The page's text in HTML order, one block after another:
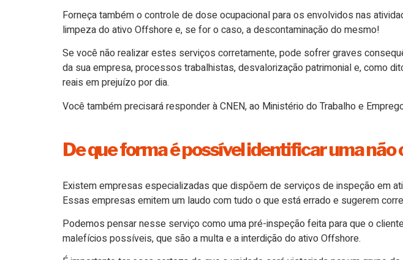
Forneça também o controle de dose ocupacional para os envolvidos nas
limpeza do ativo Offshore e, se for o caso, a descontaminação do mesmo!
Se você não realizar estes serviços corretamente, pode sofrer graves
da sua empresa, processos trabalhistas, desvalorização patrimonial e, como
reais em prejuízo por dia.
Você também precisará responder à CNEN, ao Ministério do Trabalho e
De que forma é possível identificar uma
Existem empresas especializadas que dispõem de serviços de inspeção em
Essas empresas emitem um laudo com tudo o que está errado e sugerem
Podemos pensar nesse serviço como uma pré-inspeção feita para que o
malefícios possíveis, que são a multa e a interdição do ativo Offshore.